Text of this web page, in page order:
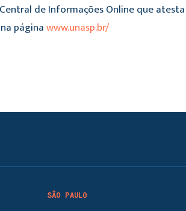
de Informações Online que
páginawww.unasp.br/
SÃO PAULO